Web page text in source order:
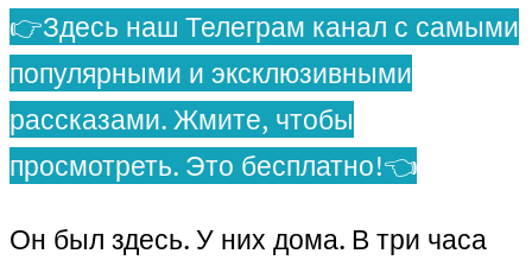
👉Здесь наш Телеграм канал с самыми
популярными и эксклюзивными
рассказами. Жмите, чтобы
просмотреть. Это бесплатно!👈
Он был здесь. У них дома. В три часа